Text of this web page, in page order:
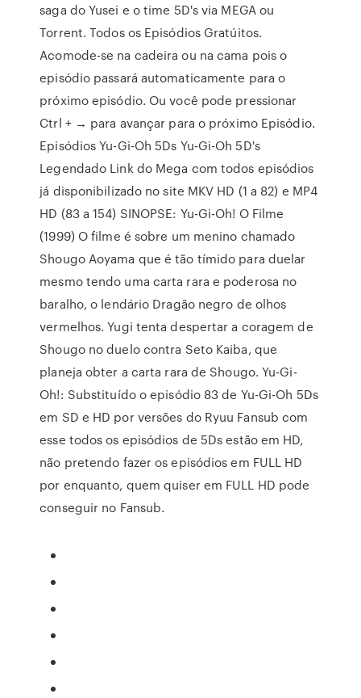
saga do Yusei e o time 5D's via MEGA ou
Torrent. Todos os Episódios Gratúitos.
Acomode-se na cadeira ou na cama pois o
episódio passará automaticamente para o
próximo episódio. Ou você pode pressionar
Ctrl + → para avançar para o próximo Episódio.
Episódios Yu-Gi-Oh 5Ds Yu-Gi-Oh 5D's
Legendado Link do Mega com todos episódios
já disponibilizado no site MKV HD (1 a 82) e MP4
HD (83 a 154) SINOPSE: Yu-Gi-Oh! O Filme
(1999) O filme é sobre um menino chamado
Shougo Aoyama que é tão tímido para duelar
mesmo tendo uma carta rara e poderosa no
baralho, o lendário Dragão negro de olhos
vermelhos. Yugi tenta despertar a coragem de
Shougo no duelo contra Seto Kaiba, que
planeja obter a carta rara de Shougo. Yu-Gi-
Oh!: Substituído o episódio 83 de Yu-Gi-Oh 5Ds
em SD e HD por versões do Ryuu Fansub com
esse todos os episódios de 5Ds estão em HD,
não pretendo fazer os episódios em FULL HD
por enquanto, quem quiser em FULL HD pode
conseguir no Fansub.